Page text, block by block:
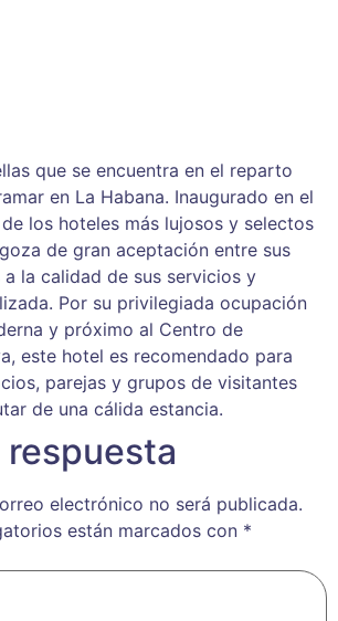
que se encuentra en el reparto
en La Habana. Inaugurado en el
los hoteles más lujosos y selectos
de gran aceptación entre sus
la calidad de sus servicios y
Por su privilegiada ocupación
y próximo al Centro de
este hotel es recomendado para
parejas y grupos de visitantes
de una cálida estancia.
respuesta
electrónico no será publicada.
están marcados con *